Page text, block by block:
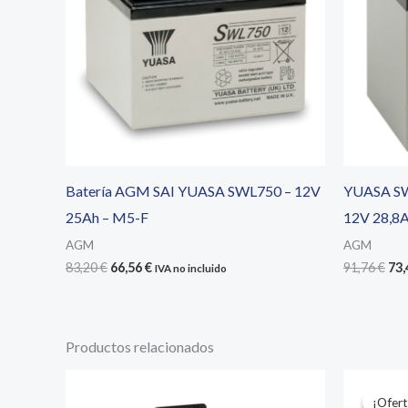
Batería AGM SAI YUASA SWL750 – 12V
25Ah – M5-F
AGM
83,20€ El
66,56€ElIVA no incluido
YUASA
12V
AGM
91,76€ El
Productos relacionados